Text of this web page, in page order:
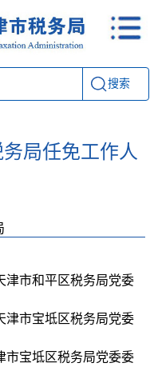
搜索
局任免工作人
市和平区税务局党委
市宝坻区税务局党委
宝坻区税务局党委委